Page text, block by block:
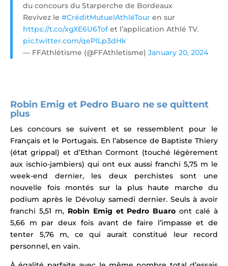
du concours du Starperche de Bordeaux
Revivez le #CréditMutuelAthléTour en sur
https://t.co/xgXE6U6Tofet l’application Athlé TV.
pic.twitter.com/qePlLp3dHk
— FFAthlétisme (@FFAthletisme) January 20, 2024
Robin Emig et Pedro Buaro ne se quittent
plus
Les concours se suivent et se ressemblent pour le
Français et le Portugais. En l’absence de Baptiste Thiery
(état grippal) et d’Ethan Cormont (touché légèrement
aux ischio-jambiers) qui ont eux aussi franchi 5,75 m le
week-end dernier, les deux perchistes sont une
nouvelle fois montés sur la plus haute marche du
podium après le Dévoluy samedi dernier. Seuls à avoir
franchi 5,51 m, Robin Emig et Pedro Buaro ont calé à
5,66 m par deux fois avant de faire l’impasse et de
tenter 5,76 m, ce qui aurait constitué leur record
personnel, en vain.